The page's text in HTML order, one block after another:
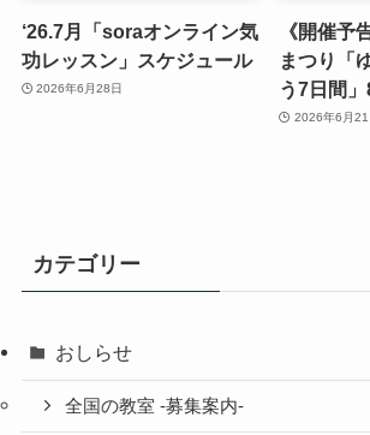
‘26.7月「soraオンライン気
功レッスン」スケジュール
2026年6月28日
《開催予
まつり「
う7日間
2026年6月21
カテゴリー
おしらせ
全国の教室 -募集案内-